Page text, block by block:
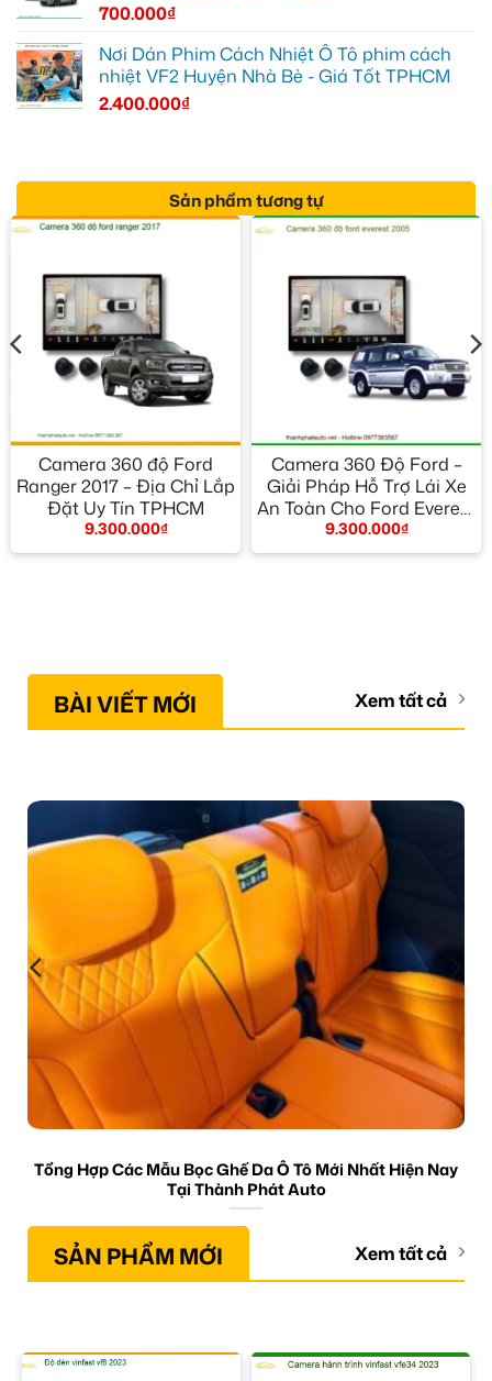
700.000₫
Nơi Dán Phim Cách Nhiệt Ô Tô phim cách
nhiệt VF2 Huyện Nhà Bè - Giá Tốt TPHCM
2.400.000₫
Sản phẩm tương tự
Camera 360 độ Ford
Ranger 2017 – Địa Chỉ Lắp
Đặt Uy Tín TPHCM
9.300.000₫
Camera 360 Độ Ford –
Giải Pháp Hỗ Trợ Lái Xe
An Toàn Cho Ford Everest
2005
9.300.000₫
BÀI VIẾT MỚI Xem tất cả
Tổng Hợp Các Mẫu Bọc Ghế Da Ô Tô Mới Nhất Hiện Nay
Tại Thành Phát Auto
SẢN PHẨM MỚI Xem tất cả